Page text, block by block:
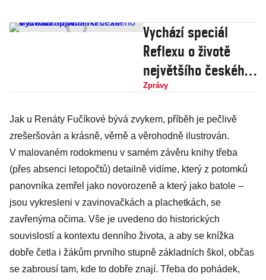
Vychází speciál
Reflexu o životě
největšího českého
krále Karla IV.
Zprávy
Jak u Renáty Fučíkové bývá zvykem, příběh je pečlivě
zrešeršován a krásně, věrně a věrohodně ilustrován.
V malovaném rodokmenu v samém závěru knihy třeba
(přes absenci letopočtů) detailně vidíme, který z potomků
panovníka zemřel jako novorozeně a který jako batole –
jsou vykresleni v zavinovačkách a plachetkách, se
zavřenýma očima. Vše je uvedeno do historických
souvislostí a kontextu denního života, a aby se knížka
dobře četla i žákům prvního stupně základních škol, občas
se zabrousí tam, kde to dobře znají. Třeba do pohádek,